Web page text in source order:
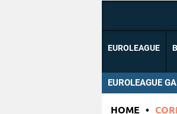
EUROLEAGUE
EUROLEAGUE
HOME •